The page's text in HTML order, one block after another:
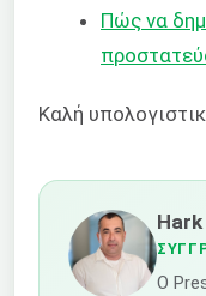
Πώς να
Καλή
Ο